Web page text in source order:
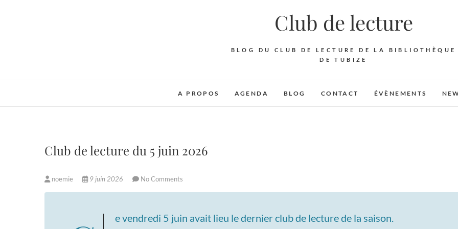
Club de lecture
BLOG DU CLUB DE LECTURE DE LA BIBLIOTHÈQUE
DE TUBIZE
A PROPOS AGENDA BLOG CONTACT ÉVÈNEMENTS
Club de lecture du 5 juin 2026
noemie 9 juin 2026 No Comments
Ce vendredi 5 juin avait lieu le dernier club de lecture de la saison.